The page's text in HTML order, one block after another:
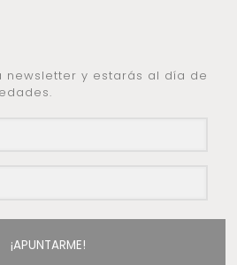
newsletter y estarás al día de
¡APUNTARME!